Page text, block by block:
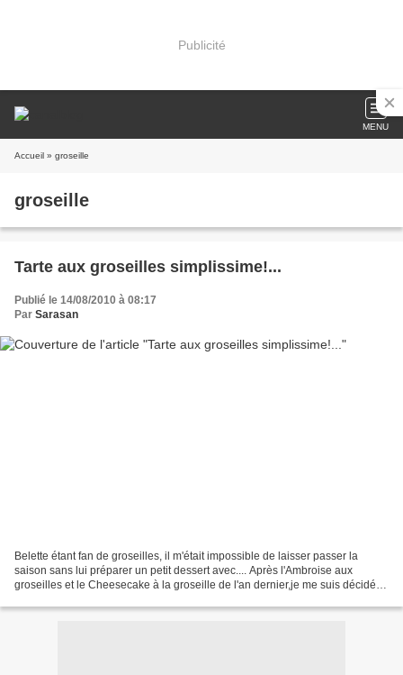
Publicité
MENU
Accueil » groseille
groseille
Tarte aux groseilles simplissime!...
Publié le 14/08/2010 à 08:17
Par Sarasan
Belette étant fan de groseilles, il m'était impossible de laisser passer la
saison sans lui préparer un petit dessert avec.... Après l'Ambroise aux
groseilles et le Cheesecake à la groseille de l'an dernier,je me suis décidée